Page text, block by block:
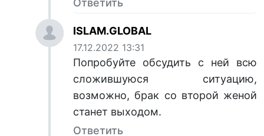
Ответить
ISLAM.GLOBAL
17.12.2022 13:31
Попробуйте обсудить с ней всю
сложившуюся ситуацию,
возможно, брак со второй женой
станет выходом.
Ответить